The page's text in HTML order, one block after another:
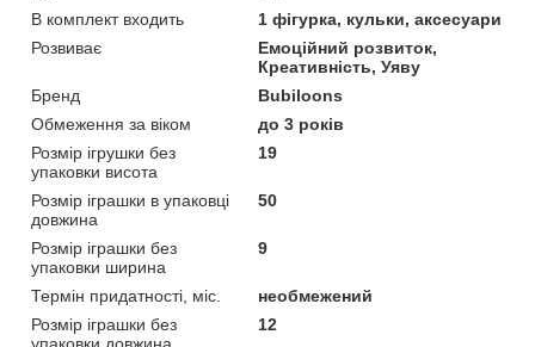
В комплект входить
1 фігурка, кульки, аксесуари
Розвиває
Емоційний розвиток,
Креативність, Уяву
Бренд
Bubiloons
Обмеження за віком
до 3 років
Розмір ігрушки без
упаковки висота
19
Розмір іграшки в упаковці
довжина
50
Розмір іграшки без
упаковки ширина
9
Термін придатності, міс.
необмежений
Розмір іграшки без
12